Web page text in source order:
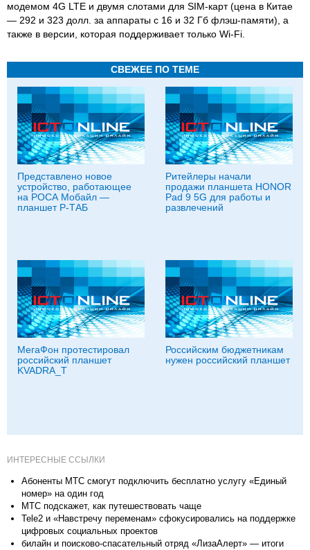
модемом 4G LTE и двумя слотами для SIM-карт (цена в Китае
— 292 и 323 долл. за аппараты с 16 и 32 Гб флэш-памяти), а
также в версии, которая поддерживает только Wi-Fi.
СВЕЖЕЕ ПО ТЕМЕ
Представлено новое
устройство, работающее
на РОСА Мобайл —
планшет Р-ТАБ
Ритейлеры начали
продажи планшета HONOR
Pad 9 5G для работы и
развлечений
МегаФон протестировал
российский планшет
KVADRA_T
Российским бюджетникам
нужен российский планшет
ИНТЕРЕСНЫЕ ССЫЛКИ
Абоненты МТС смогут подключить бесплатно услугу «Единый
номер» на один год
МТС подскажет, как путешествовать чаще
Tele2 и «Навстречу переменам» сфокусировались на поддержке
цифровых социальных проектов
билайн и поисково-спасательный отряд «ЛизаАлерт» — итоги